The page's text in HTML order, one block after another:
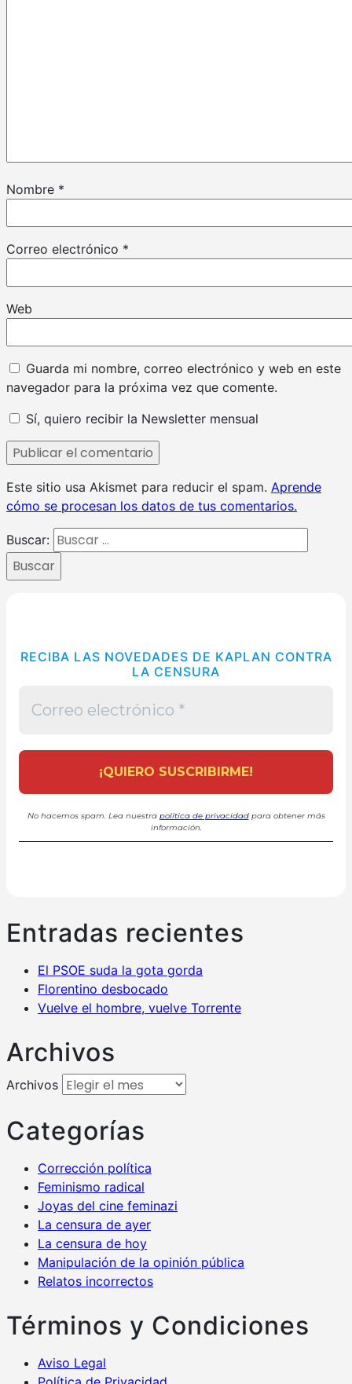
Nombre *
Correo electrónico *
Web
Guarda mi nombre, correo electrónico y web en este
navegador para la próxima vez que comente.
Sí, quiero recibir la Newsletter mensual
Este sitio usa Akismet para reducir el spam. Aprende
cómo se procesan los datos de tus comentarios.
Buscar:
Buscar
RECIBA LAS NOVEDADES DE KAPLAN CONTRA
LA CENSURA
No hacemos spam. Lea nuestra política de privacidadpara obtener más
información.
Entradas recientes
El PSOE suda la gota gorda
Florentino desbocado
Vuelve el hombre, vuelve Torrente
Archivos
Archivos
Categorías
Corrección política
Feminismo radical
Joyas del cine feminazi
La censura de ayer
La censura de hoy
Manipulación de la opinión pública
Relatos incorrectos
Términos y Condiciones
Aviso Legal